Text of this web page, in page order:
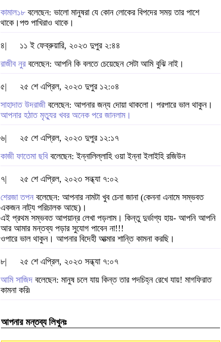
কামাল১৮বলেছেন: ভালো মানুষরা যে কোন লোকের বিপদের সময় তার পাশে
থাকে।পশু পাখিরাও থাকে।
৪|
১১ ই ফেব্রুয়ারি, ২০২৩ দুপুর ২:৪৪
রাজীব নুর বলেছেন: আপনি কি বলতে চেয়েছেন সেটা আমি বুঝি নাই।
৫|
২৫ শে এপ্রিল, ২০২৩ দুপুর ১২:০৪
সাহাদাত উদরাজীবলেছেন: আপনার জন্য দোয়া থাকলো। পরপারে ভাল থাকুন।
আপনার হঠাত মৃত্যুর খবর অনেক পরে জানলাম।
৬|
২৫ শে এপ্রিল, ২০২৩ দুপুর ১২:১৭
কাজী ফাতেমা ছবি বলেছেন: ইন্নালিল্লাহি ওয়া ইন্না ইলাইহি রজিউন
৭|
২৫ শে এপ্রিল, ২০২৩ সন্ধ্যা ৭:০২
শেরজা তপন বলেছেন: আপনার নামটা খুব চেনা জানা (কেননা এনামে সম্ভবত
একজন নাট্য পরিচালক আছে)।
এই প্রথম সম্ভবত আপয়ান্র লেখা পড়লাম। কিন্তু দুর্ভাগ্য হায়- আপনি আপনি
আর আমার মন্তব্য পড়ার সুযোগ পাবেন না!!!
ওপারে ভাল থাকুন। আপনার বিদেহী আত্মার শান্তি কামনা করছি।
৮|
২৫ শে এপ্রিল, ২০২৩ সন্ধ্যা ৭:০৭
আমি সাজিদ বলেছেন: মানুষ চলে যায় কিন্ত তার পদচিহ্ন রেখে যায়! মাগফিরাত
কামনা করি৷
আপনার মন্তব্য লিখুনঃ